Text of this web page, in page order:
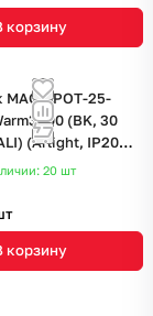
корзину
MAG-SPOT-25-
(BK, 30
(Arlight, IP20
20 шт
корзину